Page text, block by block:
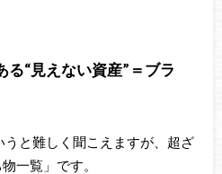
る“見えない資産”＝ブラ
と難しく聞こえますが、超ざ
一覧」です。